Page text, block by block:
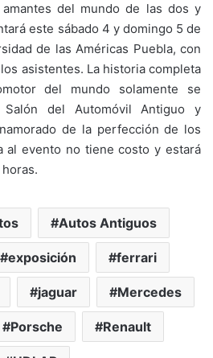
del mundo de las dos y
este sábado 4 y domingo 5 de
de las Américas Puebla, con
asistentes. La historia completa
del mundo solamente se
del Automóvil Antiguo y
de la perfección de los
al evento no tiene costo y estará
Autos Antiguos
exposición ferrari
jaguar Mercedes
Porsche Renault